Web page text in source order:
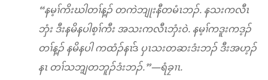
“နမ့ၢ်ကိးဃါတၢ်န့ၣ် တကဲဘျုးနီတမံၤဘၣ်. နသးကလီၤ
ဘှံး ဒီးနမိနပါစ့ၢ်ကီး အသးကလီၤဘှံးဝဲ. နမ့ၢ်ကဒူးကဒ့ၣ်
တၢ်န့ၣ် နမိနပါ ကထံၣ်နၤဒ်ပှၤသးတဆးဒံးဘၣ် ဒီးအဟ့ၣ်
နၤ တၢ်သဘျ့တဘူၣ်ဒံးဘၣ်.”—ရံခၠၢၤ.